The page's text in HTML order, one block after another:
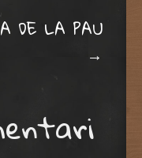
DE LA PAU
→